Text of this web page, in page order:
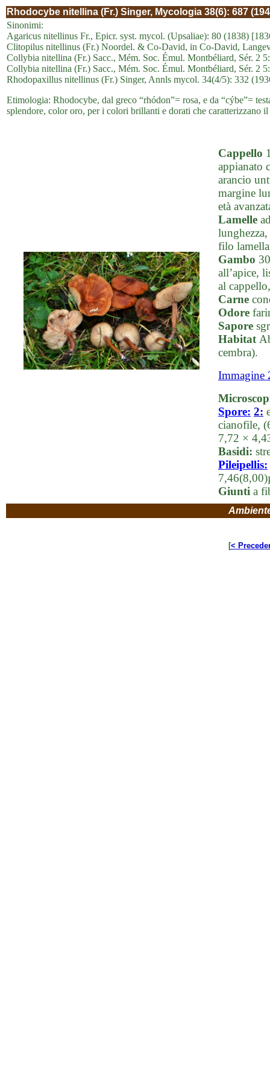
Rhodocybe nitellina (Fr.) Singer, Mycologia 38(6): 687
Sinonimi:
Agaricus nitellinus Fr., Epicr. syst. mycol. (Upsaliae): 80 (1838)
Clitopilus nitellinus (Fr.) Noordel. & Co-David, in Co-David,
Collybia nitellina (Fr.) Sacc., Mém. Soc. Émul. Montbéliard, Sér. 2
Collybia nitellina (Fr.) Sacc., Mém. Soc. Émul. Montbéliard, Sér. 2
Rhodopaxillus nitellinus (Fr.) Singer, Annls mycol. 34(4/5): 332
Etimologia: Rhodocybe, dal greco “rhódon”= rosa, e da “cýbe”=
splendore, color oro, per i colori brillanti e dorati che caratterizzano
Cappello
appianato
arancio
margine
età
Lamelle
filo
Gambo
all’apice,
al
Carne
Odore
Sapore
Habitat
cembra).
Immagine
Spore: 2:
cianofile,
7,72 ×
Basidi:
Pileipellis:
Giunti a
[<